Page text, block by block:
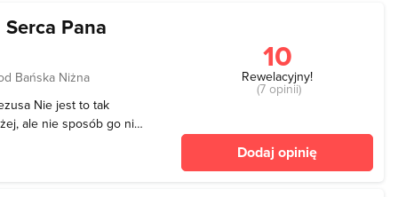
Pana
Bańska Niżna
Nie jest to tak
ale nie sposób go nie
10
Rewelacyjny!
(7 opinii)
Dodaj opinię